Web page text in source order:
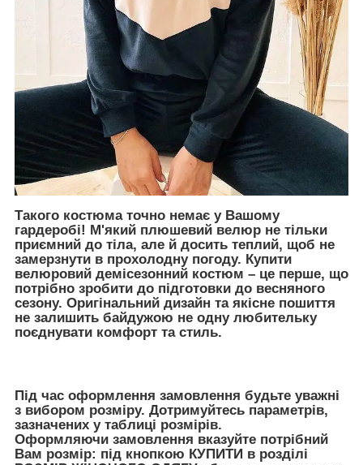
Такого костюма точно немає у Вашому
гардеробі! М'який плюшевий велюр не тільки
приємний до тіла, але й досить теплий, щоб не
замерзнути в прохолодну погоду. Купити
велюровий демісезонний костюм – це перше, що
потрібно зробити до підготовки до весняного
сезону. Оригінальний дизайн та якісне пошиття
не залишить байдужою не одну любительку
поєднувати комфорт та стиль.
Під час оформлення замовлення будьте уважні
з вибором розміру. Дотримуйтесь параметрів,
зазначених у таблиці розмірів.
Оформляючи замовлення вказуйте потрібний
Вам розмір: під кнопкою КУПИТИ в розділі